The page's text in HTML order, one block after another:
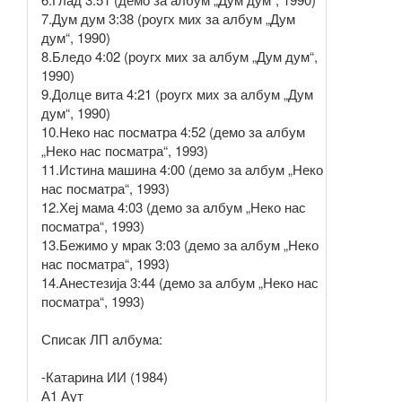
7.Дум дум 3:38 (роугх миx за албум „Дум
дум“, 1990)
8.Бледо 4:02 (роугх миx за албум „Дум дум“,
1990)
9.Долце вита 4:21 (роугх миx за албум „Дум
дум“, 1990)
10.Неко нас посматра 4:52 (демо за албум
„Неко нас посматра“, 1993)
11.Истина машина 4:00 (демо за албум „Неко
нас посматра“, 1993)
12.Хеј мама 4:03 (демо за албум „Неко нас
посматра“, 1993)
13.Бежимо у мрак 3:03 (демо за албум „Неко
нас посматра“, 1993)
14.Анестезија 3:44 (демо за албум „Неко нас
посматра“, 1993)
Списак ЛП албума:
-Катарина ИИ (1984)
А1 Аут